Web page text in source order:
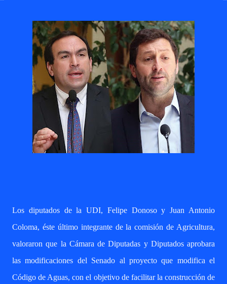
Los diputados de la UDI, Felipe Donoso y Juan Antonio
Coloma, éste último integrante de la comisión de Agricultura,
valoraron que la Cámara de Diputadas y Diputados aprobara
las modificaciones del Senado al proyecto que modifica el
Código de Aguas, con el objetivo de facilitar la construcción de